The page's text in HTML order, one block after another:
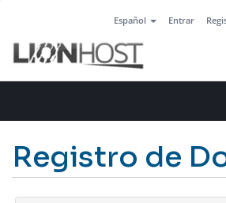
Español Entrar
Registro de